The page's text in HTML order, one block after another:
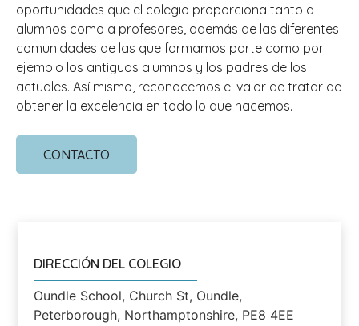
oportunidades que el colegio proporciona tanto a
alumnos como a profesores, además de las diferentes
comunidades de las que formamos parte como por
ejemplo los antiguos alumnos y los padres de los
actuales. Así mismo, reconocemos el valor de tratar de
obtener la excelencia en todo lo que hacemos.
CONTACTO
DIRECCIÓN DEL COLEGIO
Oundle School, Church St, Oundle,
Peterborough, Northamptonshire, PE8 4EE